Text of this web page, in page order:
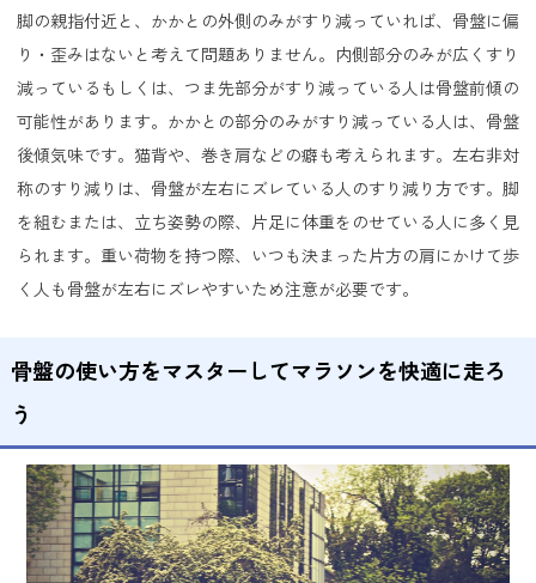
脚の親指付近と、かかとの外側のみがすり減っていれば、骨盤に偏
り・歪みはないと考えて問題ありません。内側部分のみが広くすり
減っているもしくは、つま先部分がすり減っている人は骨盤前傾の
可能性があります。かかとの部分のみがすり減っている人は、骨盤
後傾気味です。猫背や、巻き肩などの癖も考えられます。左右非対
称のすり減りは、骨盤が左右にズレている人のすり減り方です。脚
を組むまたは、立ち姿勢の際、片足に体重をのせている人に多く見
られます。重い荷物を持つ際、いつも決まった片方の肩にかけて歩
く人も骨盤が左右にズレやすいため注意が必要です。
骨盤の使い方をマスターしてマラソンを快適に走ろ
う